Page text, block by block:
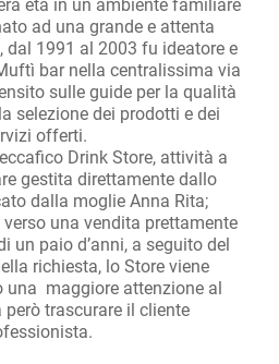
età in un ambiente familiare
ad una grande e attenta
dal 1991 al 2003 fu ideatore e
bar nella centralissima via
sulle guide per la qualità
selezione dei prodotti e dei
offerti.
Drink Store, attività a
gestita direttamente dallo
dalla moglie Anna Rita;
una vendita prettamente
un paio d’anni, a seguito del
richiesta, lo Store viene
una maggiore attenzione al
trascurare il cliente